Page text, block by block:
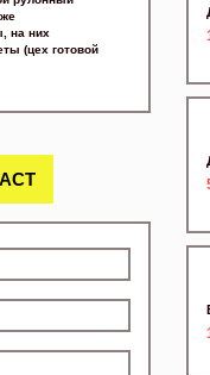
на них
(цех готовой